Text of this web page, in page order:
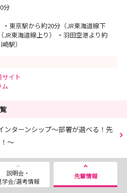
分
・東京駅から約20分（JR東海道線下
JR東海道線上り） ・羽田空港より約
駅）
イト
ンターンシップ～部署が選べる！先
～
説明会・
学会/選考情報
先輩情報